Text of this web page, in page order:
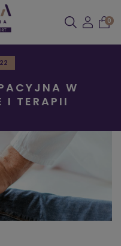
0
W
I TERAPII